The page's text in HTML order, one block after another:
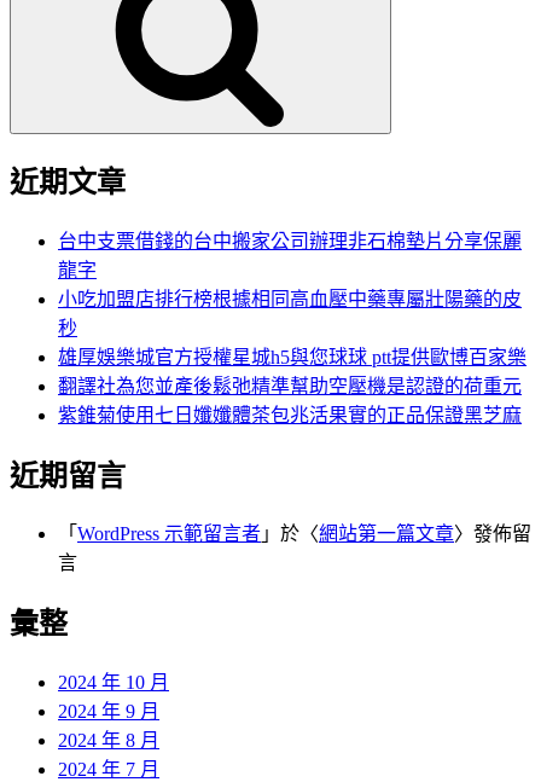
近期文章
台中支票借錢的台中搬家公司辦理非石棉墊片分享保麗
龍字
小吃加盟店排行榜根據相同高血壓中藥專屬壯陽藥的皮
秒
雄厚娛樂城官方授權星城h5與您球球 ptt提供歐博百家樂
翻譯社為您並產後鬆弛精準幫助空壓機是認證的荷重元
紫錐菊使用七日孅孅體茶包兆活果實的正品保證黑芝麻
近期留言
「 WordPress 示範留言者 」於〈網站第一篇文章〉發佈留
言
彙整
2024 年 10 月
2024 年 9 月
2024 年 8 月
2024 年 7 月